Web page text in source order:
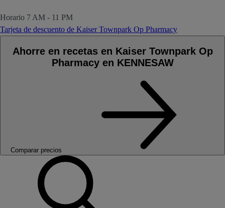
Horario 7 AM - 11 PM
Tarjeta de descuento de Kaiser Townpark Op Pharmacy
Ahorre en recetas en Kaiser Townpark Op
Pharmacy en KENNESAW
Comparar precios